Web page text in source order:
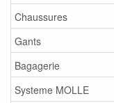
Chaussures
Gants
Bagagerie
Systeme MOLLE